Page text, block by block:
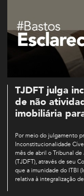
TJDFT julga
de não
imobiliária
Por meio do julgamento
Inconstitucionalidade
mês de abril o Tribunal
(TJDFT), através de seu
que a imunidade do ITBI
relativa à integralização